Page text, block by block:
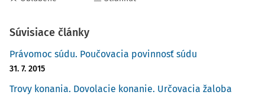
Súvisiace články
Právomoc súdu. Poučovacia povinnosť súdu
31. 7. 2015
Trovy konania. Dovolacie konanie. Určovacia žaloba